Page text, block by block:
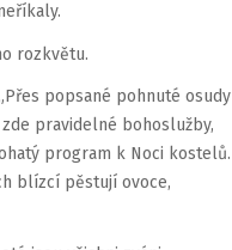
rozkvětu.
popsané pohnuté osudy
pravidelné bohoslužby,
program k Noci kostelů.
blízcí pěstují ovoce,